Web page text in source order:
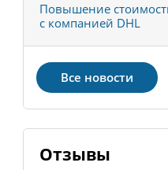
Повышение
с компанией DHL
Все новости
Отзывы